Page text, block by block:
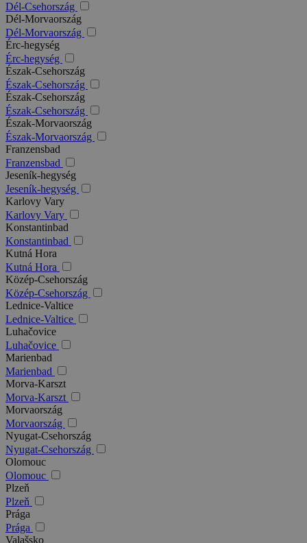
Dél-Csehország
Dél-Morvaország
Dél-Morvaország
Érc-hegység
Érc-hegység
Észak-Csehország
Észak-Csehország
Észak-Csehország
Észak-Csehország
Észak-Morvaország
Észak-Morvaország
Franzensbad
Franzensbad
Jeseník-hegység
Jeseník-hegység
Karlovy Vary
Karlovy Vary
Konstantinbad
Konstantinbad
Kutná Hora
Kutná Hora
Közép-Csehország
Közép-Csehország
Lednice-Valtice
Lednice-Valtice
Luhačovice
Luhačovice
Marienbad
Marienbad
Morva-Karszt
Morva-Karszt
Morvaország
Morvaország
Nyugat-Csehország
Nyugat-Csehország
Olomouc
Olomouc
Plzeň
Plzeň
Prága
Prága
Valašsko